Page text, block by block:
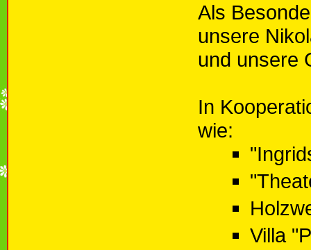
Als
unsere
und unsere
In
wie:
Villa